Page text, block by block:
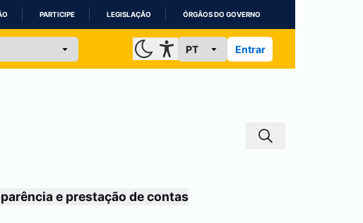
PARTICIPE LEGISLAÇÃO ÓRGÃOS DO GOVERNO
Entrar
e prestação de contas